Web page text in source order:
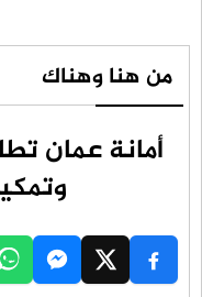
من هنا وهناك
أمانة عمان